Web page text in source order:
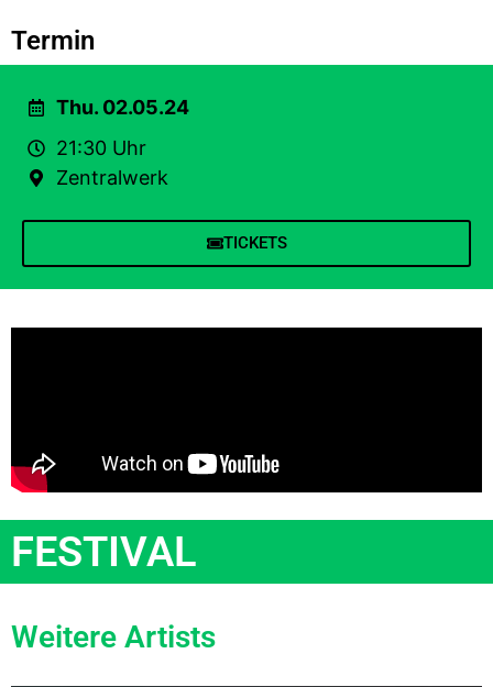
Termin
Thu. 02.05.24
21:30 Uhr
Zentralwerk
TICKETS
FESTIVAL
Weitere Artists